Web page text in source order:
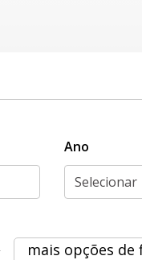
Ano
Selecionar
mais opções